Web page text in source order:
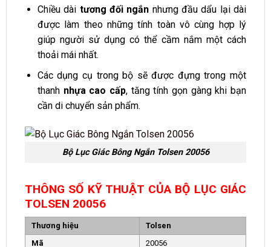
Chiều dài tương đối ngắn nhưng đầu dẩu lại dài
được làm theo những tính toàn vô cùng hợp lý
giúp người sử dụng có thể cầm nắm một cách
thoải mái nhất.
Các dụng cụ trong bộ sẽ được đựng trong một
thanh nhựa cao cấp, tăng tính gọn gàng khi bạn
cần di chuyển sản phẩm.
Bộ Lục Giác Bông Ngắn Tolsen 20056
THÔNG SỐ KỸ THUẬT CỦA BỘ LỤC GIÁC
TOLSEN 20056
Thương hiệu
Tolsen
Mã
20056